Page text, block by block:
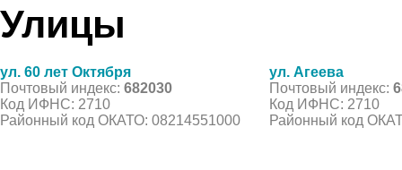
Улицы
ул. 60 лет Октября
Почтовый индекс: 682030
Код ИФНС: 2710
Районный код ОКАТО: 08214551000
ул. Агеева
Почтовый индекс:
Код ИФНС: 2710
Районный код